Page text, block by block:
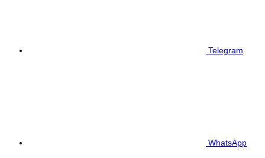
Telegram
WhatsApp